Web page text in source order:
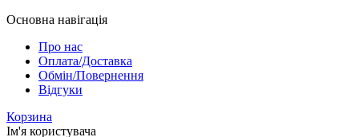
Основна навігація
Про нас
Оплата/Доставка
Обмін/Повернення
Відгуки
Корзина
Ім'я користувача